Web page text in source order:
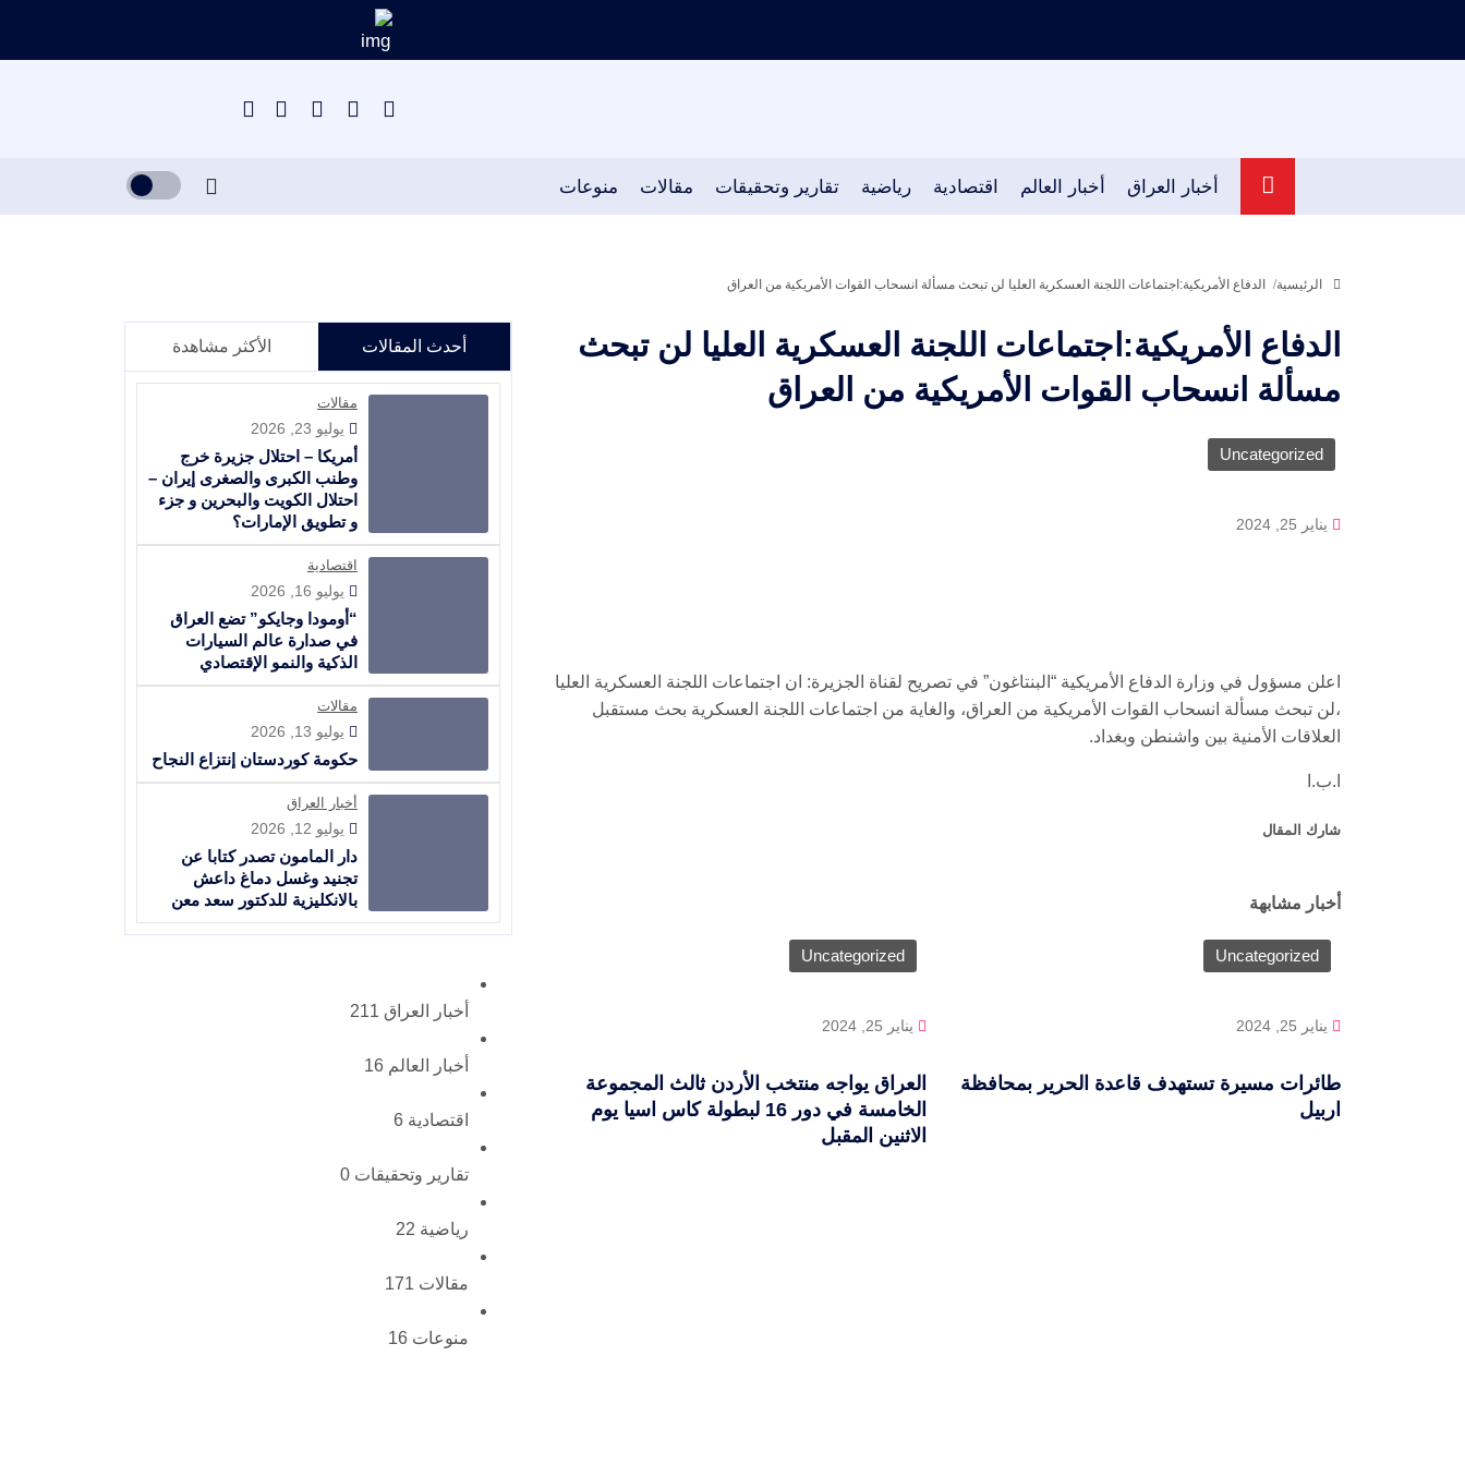
أخبار العراق أخبار العالم اقتصادية رياضية تقارير وتحقيقات مقالات منوعات
الرئيسية الدفاع الأمريكية:اجتماعات اللجنة العسكرية العليا لن تبحث مسألة انسحاب القوات الأمريكية من العراق
الدفاع الأمريكية:اجتماعات اللجنة العسكرية العليا لن تبحث
مسألة انسحاب القوات الأمريكية من العراق
Uncategorized
يناير 25, 2024
اعلن مسؤول في وزارة الدفاع الأمريكية “البنتاغون” في تصريح لقناة الجزيرة: ان اجتماعات اللجنة العسكرية العليا
،لن تبحث مسألة انسحاب القوات الأمريكية من العراق، والغاية من اجتماعات اللجنة العسكرية بحث مستقبل
العلاقات الأمنية بين واشنطن وبغداد.
ا.ب.ا
شارك المقال
أخبار مشابهة
Uncategorized
يناير 25, 2024
طائرات مسيرة تستهدف قاعدة الحرير بمحافظة
اربيل
Uncategorized
يناير 25, 2024
العراق يواجه منتخب الأردن ثالث المجموعة
الخامسة في دور 16 لبطولة كاس اسيا يوم
الاثنين المقبل
أحدث المقالات الأكثر مشاهدة
مقالات
يوليو 23, 2026
أمريكا – احتلال جزيرة خرج
وطنب الكبرى والصغرى إيران –
احتلال الكويت والبحرين و جزء
و تطويق الإمارات؟
اقتصادية
يوليو 16, 2026
“أومودا وجايكو” تضع العراق
في صدارة عالم السيارات
الذكية والنمو الإقتصادي
مقالات
يوليو 13, 2026
حكومة كوردستان إنتزاع النجاح
أخبار العراق
يوليو 12, 2026
دار المامون تصدر كتابا عن
تجنيد وغسل دماغ داعش
بالانكليزية للدكتور سعد معن
أخبار العراق 211
أخبار العالم 16
اقتصادية 6
تقارير وتحقيقات 0
رياضية 22
مقالات 171
منوعات 16